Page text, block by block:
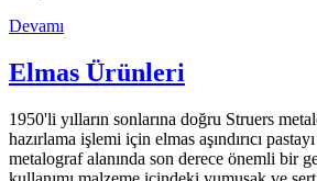
Devamı
Elmas Ürünleri
1950'li yılların sonlarına doğru Struers
hazırlama işlemi için elmas aşındırıcı
metalograf alanında son derece önemli bir